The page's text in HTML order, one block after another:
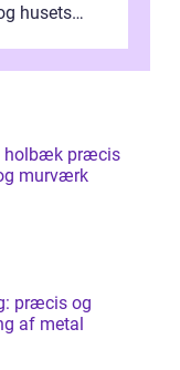
husets
præcis
murværk
præcis og
af metal